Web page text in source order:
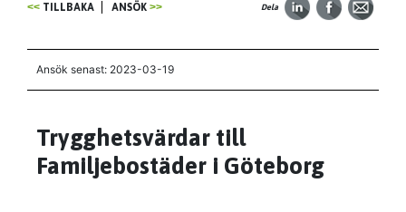
TILLBAKA ANSÖK Dela
Ansök senast: 2023-03-19
Trygghetsvärdar till
Familjebostäder i Göteborg